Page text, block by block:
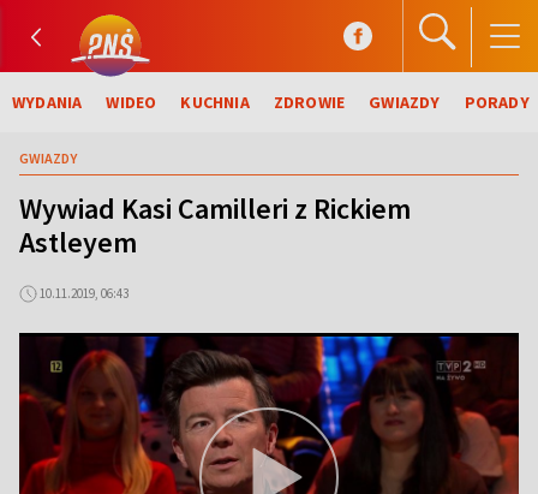
WYDANIA WIDEO KUCHNIA ZDROWIE GWIAZDY PORADY
GWIAZDY
Wywiad Kasi Camilleri z Rickiem
Astleyem
10.11.2019, 06:43